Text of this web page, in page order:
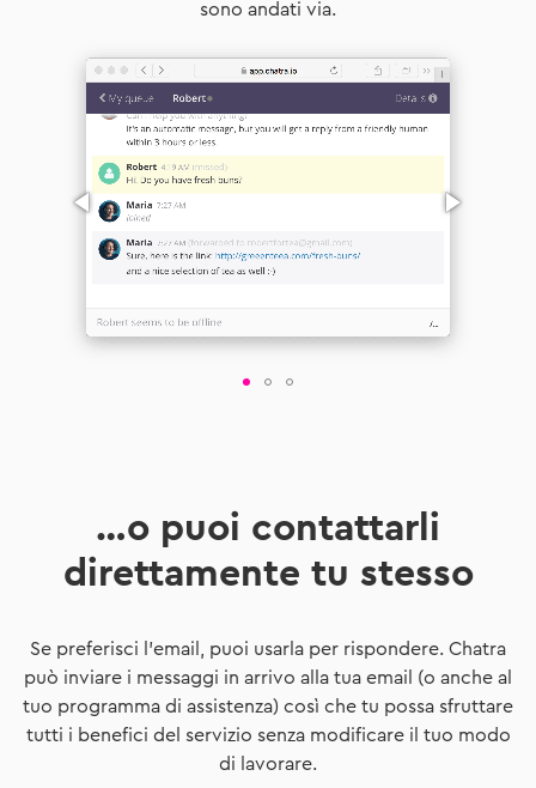
sono andati via.
…o puoi contattarli
direttamente tu stesso
Se preferisci l'email, puoi usarla per rispondere. Chatra
può inviare i messaggi in arrivo alla tua email (o anche al
tuo programma di assistenza) così che tu possa sfruttare
tutti i benefici del servizio senza modificare il tuo modo
di lavorare.